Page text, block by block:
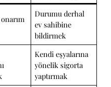
Durumu derhal
ev sahibine
bildirmek
Kendi eşyalarına
yönelik sigorta
yaptırmak